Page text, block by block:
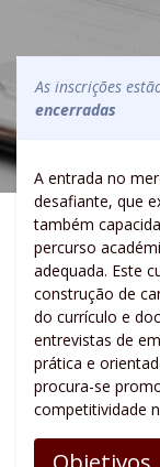
As inscrições
encerradas
A entrada no
desafiante, que
também
percurso
adequada. Este
construção de
do currículo e
entrevistas de
prática e
procura-se
competitividade